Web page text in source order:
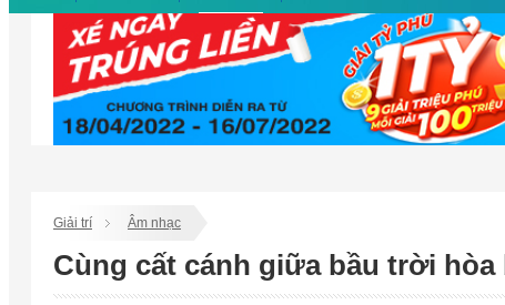
Giải trí Âm nhạc
Cùng cất cánh giữa bầu trời